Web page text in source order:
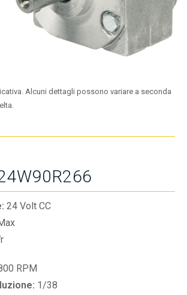
Alcuni dettagli possono variare a seconda
24 Volt CC
RPM
1/38